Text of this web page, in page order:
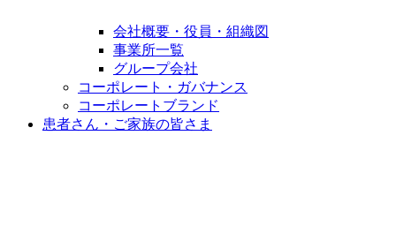
会社概要・役員・組織図
事業所一覧
グループ会社
コーポレート・ガバナンス
コーポレートブランド
患者さん・ご家族の皆さま